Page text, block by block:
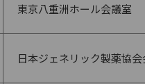
東京八重洲ホール会議室
日本ジェネリック製薬協会